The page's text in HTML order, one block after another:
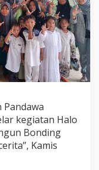
Pandawa
kegiatan Halo
Bonding
Kamis